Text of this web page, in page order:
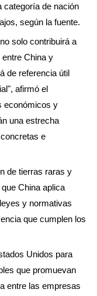
categoría de nación
según la fuente.
solo contribuirá a
China y
de referencia útil
afirmó el
económicos y
una estrecha
e
de tierras raras y
China aplica
y normativas
que cumplen los
Unidos para
que promuevan
entre las empresas